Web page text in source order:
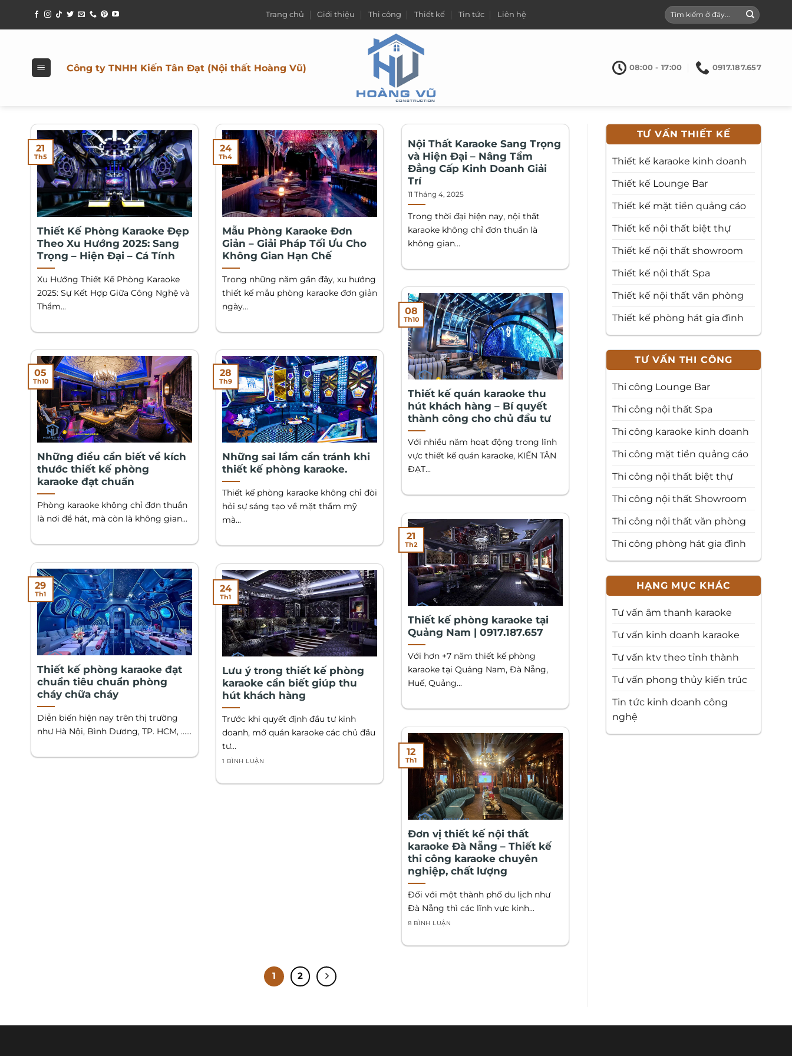
Trang chủ Giới thiệu Thi công Thiết kế Tin tức Liên hệ
Công ty TNHH Kiến Tân Đạt (Nội thất Hoàng Vũ) 08:00 - 17:00 0917.187.657
Thiết Kế Phòng Karaoke Đẹp
Theo Xu Hướng 2025: Sang
Trọng – Hiện Đại – Cá Tính
Xu Hướng Thiết Kế Phòng Karaoke
2025: Sự Kết Hợp Giữa Công Nghệ và
Thẩm...
21
Th5
Mẫu Phòng Karaoke Đơn
Giản – Giải Pháp Tối Ưu Cho
Không Gian Hạn Chế
Trong những năm gần đây, xu hướng
thiết kế mẫu phòng karaoke đơn giản
ngày...
24
Th4
Nội Thất Karaoke Sang Trọng
và Hiện Đại – Nâng Tầm
Đẳng Cấp Kinh Doanh Giải
Trí
11 Tháng 4, 2025
Trong thời đại hiện nay, nội thất
karaoke không chỉ đơn thuần là
không gian...
Thiết kế quán karaoke thu
hút khách hàng – Bí quyết
thành công cho chủ đầu tư
Với nhiều năm hoạt động trong lĩnh
vực thiết kế quán karaoke, KIẾN TÂN
ĐẠT...
08
Th10
Những điều cần biết về kích
thước thiết kế phòng
karaoke đạt chuẩn
Phòng karaoke không chỉ đơn thuần
là nơi để hát, mà còn là không gian...
05
Th10
Những sai lầm cần tránh khi
thiết kế phòng karaoke.
Thiết kế phòng karaoke không chỉ đòi
hỏi sự sáng tạo về mặt thẩm mỹ
mà...
28
Th9
Thiết kế phòng karaoke tại
Quảng Nam | 0917.187.657
Với hơn +7 năm thiết kế phòng
karaoke tại Quảng Nam, Đà Nẵng,
Huế, Quảng...
21
Th2
Thiết kế phòng karaoke đạt
chuẩn tiêu chuẩn phòng
cháy chữa cháy
Diễn biến hiện nay trên thị trường
như Hà Nội, Bình Dương, TP. HCM, …...
29
Th1
Lưu ý trong thiết kế phòng
karaoke cần biết giúp thu
hút khách hàng
Trước khi quyết định đầu tư kinh
doanh, mở quán karaoke các chủ đầu
tư...
1 BÌNH LUẬN
24
Th1
Đơn vị thiết kế nội thất
karaoke Đà Nẵng – Thiết kế
thi công karaoke chuyên
nghiệp, chất lượng
Đối với một thành phố du lịch như
Đà Nẵng thì các lĩnh vực kinh...
8 BÌNH LUẬN
12
Th1
1 2
TƯ VẤN THIẾT KẾ
Thiết kế karaoke kinh doanh
Thiết kế Lounge Bar
Thiết kế mặt tiền quảng cáo
Thiết kế nội thất biệt thự
Thiết kế nội thất showroom
Thiết kế nội thất Spa
Thiết kế nội thất văn phòng
Thiết kế phòng hát gia đình
TƯ VẤN THI CÔNG
Thi công Lounge Bar
Thi công nội thất Spa
Thi công karaoke kinh doanh
Thi công mặt tiền quảng cáo
Thi công nội thất biệt thự
Thi công nội thất Showroom
Thi công nội thất văn phòng
Thi công phòng hát gia đình
HẠNG MỤC KHÁC
Tư vấn âm thanh karaoke
Tư vấn kinh doanh karaoke
Tư vấn ktv theo tỉnh thành
Tư vấn phong thủy kiến trúc
Tin tức kinh doanh công
nghệ